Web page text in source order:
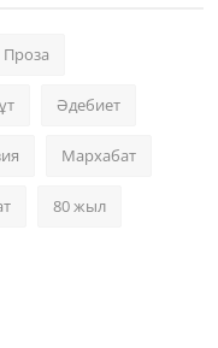
Проза
Әдебиет
Мархабат
80 жыл